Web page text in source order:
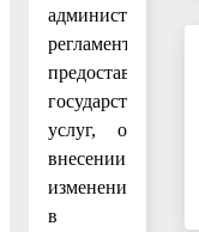
административных
регламентов
предоставления
государственных
услуг, о
внесении
изменений
в